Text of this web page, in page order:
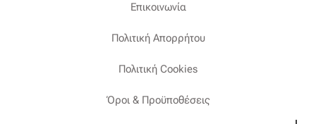
Επικοινωνία
Πολιτική Απορρήτου
Πολιτική Cookies
Όροι & Προϋποθέσεις